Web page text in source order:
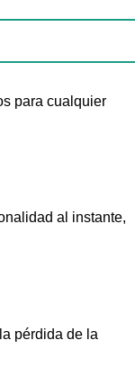
para cualquier
al instante,
pérdida de la